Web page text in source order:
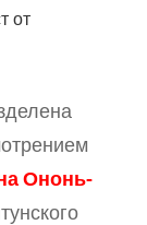
от
Ононь-